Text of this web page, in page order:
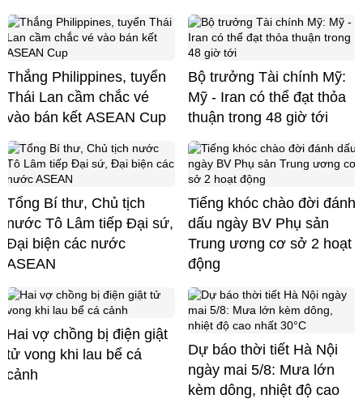
Thắng Philippines, tuyển
Thái Lan cầm chắc vé
vào bán kết ASEAN Cup
Bộ trưởng Tài chính Mỹ:
Mỹ - Iran có thể đạt thỏa
thuận trong 48 giờ tới
Tổng Bí thư, Chủ tịch
nước Tô Lâm tiếp Đại sứ,
Đại biện các nước
ASEAN
Tiếng khóc chào đời đánh
dấu ngày BV Phụ sản
Trung ương cơ sở 2 hoạt
động
Hai vợ chồng bị điện giật
tử vong khi lau bể cá
cảnh
Dự báo thời tiết Hà Nội
ngày mai 5/8: Mưa lớn
kèm dông, nhiệt độ cao